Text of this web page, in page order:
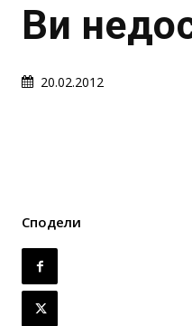
Ви
20.02.2012
Сподели